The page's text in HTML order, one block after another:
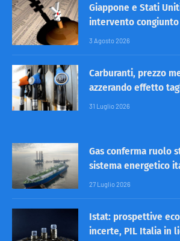
Giappone e Stati
intervento congiunto
3 Agosto 2026
Carburanti, prezzo
azzerando effetto
31 Luglio 2026
Gas conferma ruolo
sistema energetico
27 Luglio 2026
Istat: prospettive
incerte, PIL Italia in